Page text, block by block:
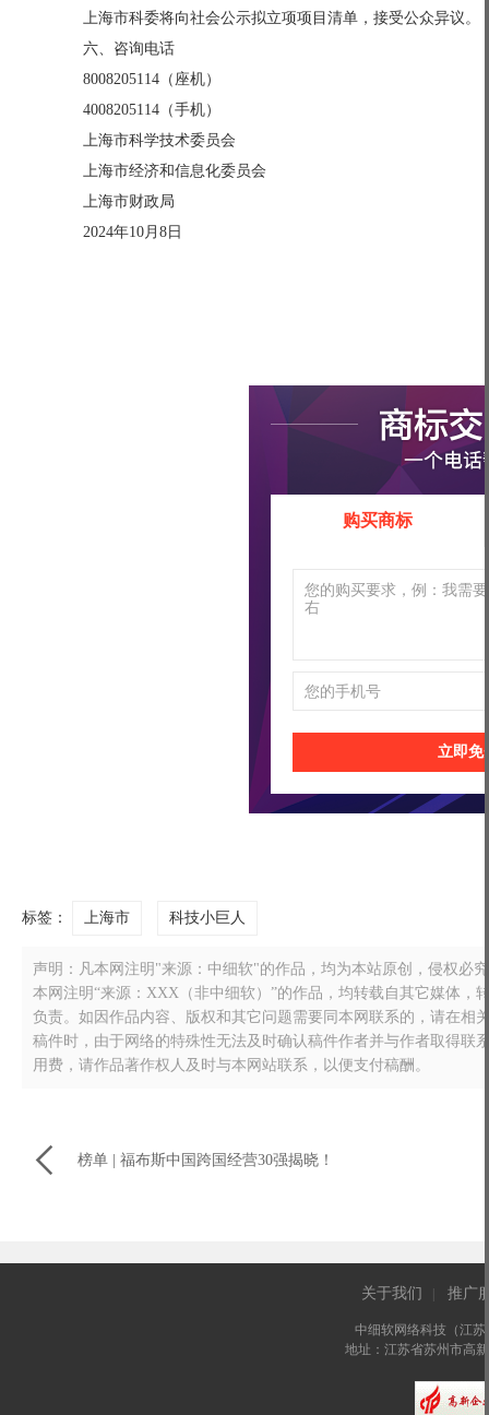
上海市科委将向社会公示拟立项项目清单，接受公众异议。
六、咨询电话
8008205114（座机）
4008205114（手机）
上海市科学技术委员会
上海市经济和信息化委员会
上海市财政局
2024年10月8日
购买商标
立即免
标签： 上海市 科技小巨人
声明：凡本网注明"来源：中细软"的作品，均为本站原创，侵权必
本网注明“来源：XXX（非中细软）”的作品，均转载自其它媒体
负责。如因作品内容、版权和其它问题需要同本网联系的，请在相
稿件时，由于网络的特殊性无法及时确认稿件作者并与作者取得
用费，请作品著作权人及时与本网站联系，以便支付稿酬。
 榜单 | 福布斯中国跨国经营30强揭晓！
关于我们 推广
中细软网络科技（江
地址：江苏省苏州市高